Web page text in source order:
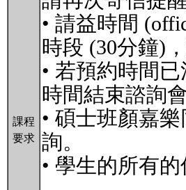
課程
要求
• 請益時間
時段 (30分鐘)
• 若預約時間
時間結束諮詢會
• 碩士班顏嘉
詢。
• 學生的所有